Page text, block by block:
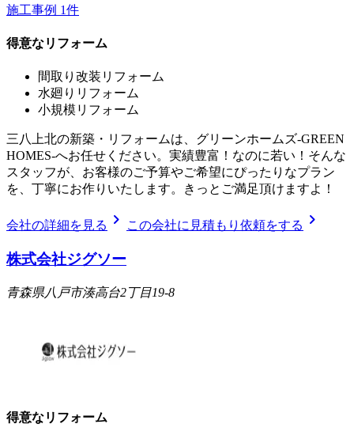
施工事例 1件
得意なリフォーム
間取り改装リフォーム
水廻りリフォーム
小規模リフォーム
三八上北の新築・リフォームは、グリーンホームズ‐GREEN
HOMES‐へお任せください。実績豊富！なのに若い！そんな
スタッフが、お客様のご予算やご希望にぴったりなプラン
を、丁寧にお作りいたします。きっとご満足頂けますよ！
会社の詳細を見る chevron_right この会社に見積もり依頼をする chevron_right
株式会社ジグソー
青森県八戸市湊高台2丁目19-8
得意なリフォーム